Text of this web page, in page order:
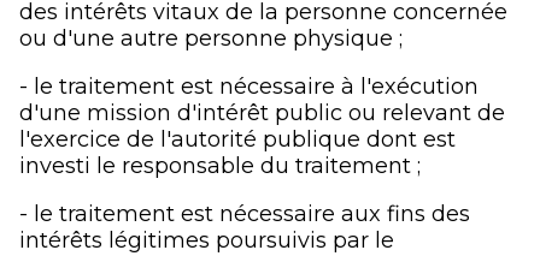
des intérêts vitaux de la personne concernée
ou d'une autre personne physique ;
- le traitement est nécessaire à l'exécution
d'une mission d'intérêt public ou relevant de
l'exercice de l'autorité publique dont est
investi le responsable du traitement ;
- le traitement est nécessaire aux fins des
intérêts légitimes poursuivis par le